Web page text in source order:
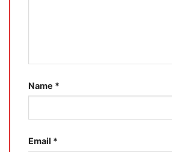
Name *
Email *